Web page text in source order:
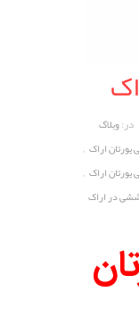
در:وبلاگ
یورتان اراک ,
اراک ,
در اراک